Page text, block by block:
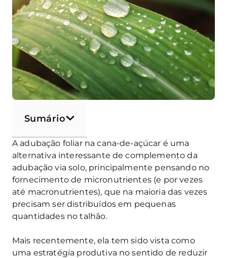
Sumário
A adubação foliar na cana-de-açúcar é uma
alternativa interessante de complemento da
adubação via solo, principalmente pensando no
fornecimento de micronutrientes (e por vezes
até macronutrientes), que na maioria das vezes
precisam ser distribuídos em pequenas
quantidades no talhão.
Mais recentemente, ela tem sido vista como
uma estratégia produtiva no sentido de reduzir